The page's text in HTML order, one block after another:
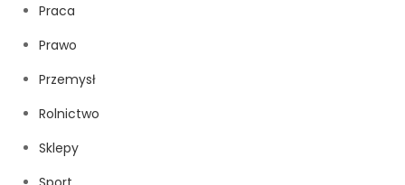
Praca
Prawo
Przemysł
Rolnictwo
Sklepy